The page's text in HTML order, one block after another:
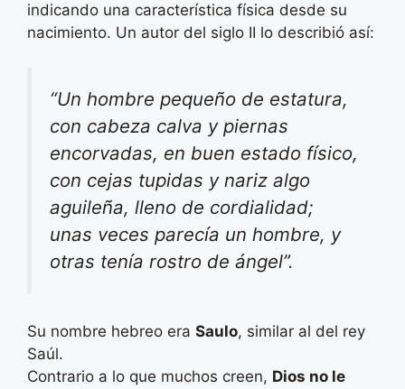
indicando una característica física desde su
nacimiento. Un autor del siglo II lo describió así:
“Un hombre pequeño de estatura,
con cabeza calva y piernas
encorvadas, en buen estado físico,
con cejas tupidas y nariz algo
aguileña, lleno de cordialidad;
unas veces parecía un hombre, y
otras tenía rostro de ángel”.
Su nombre hebreo era Saulo, similar al del rey
Saúl.
Contrario a lo que muchos creen, Dios no le